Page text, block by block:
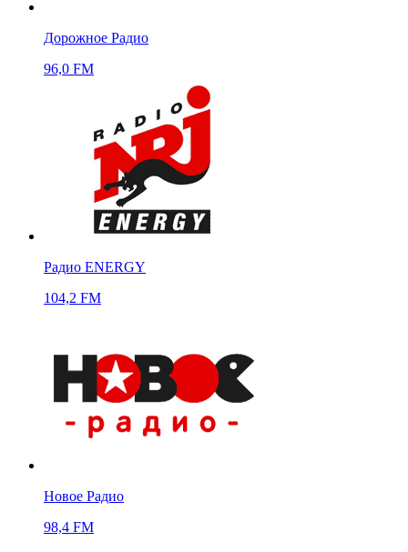
Дорожное Радио
96,0 FM
Радио ENERGY
104,2 FM
Новое Радио
98,4 FM